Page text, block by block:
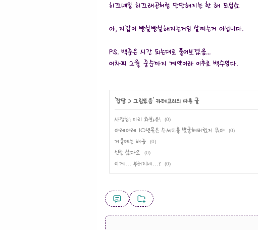
히끄네일 히끄래곤처럼 단단해지는 한 해 되십쇼
아, 지갑이 빵실빵실해지는거임 살찌는거 아닙니다.
PS. 백준은 시간 되는대로 풀어보겠음...
어차피 2월 중순까지 계약이라 이후로 백수임다.
'잡담> 그림있음' 카테고리의 다른 글
사장님! 이리 와봐유!
(0)
야레야레 10년묵은 수세미를 발굴해버렸지 뭐야 (0)
겨울에는 배즙 (0)
신발 샀다요 (0)
이게… 부러지네…? (0)